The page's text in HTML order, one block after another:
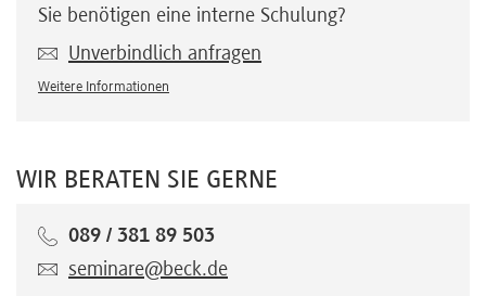
Sie benötigen eine interne Schulung?
Unverbindlich anfragen
Weitere Informationen
WIR BERATEN SIE GERNE
089 / 381 89 503
seminare@beck.de